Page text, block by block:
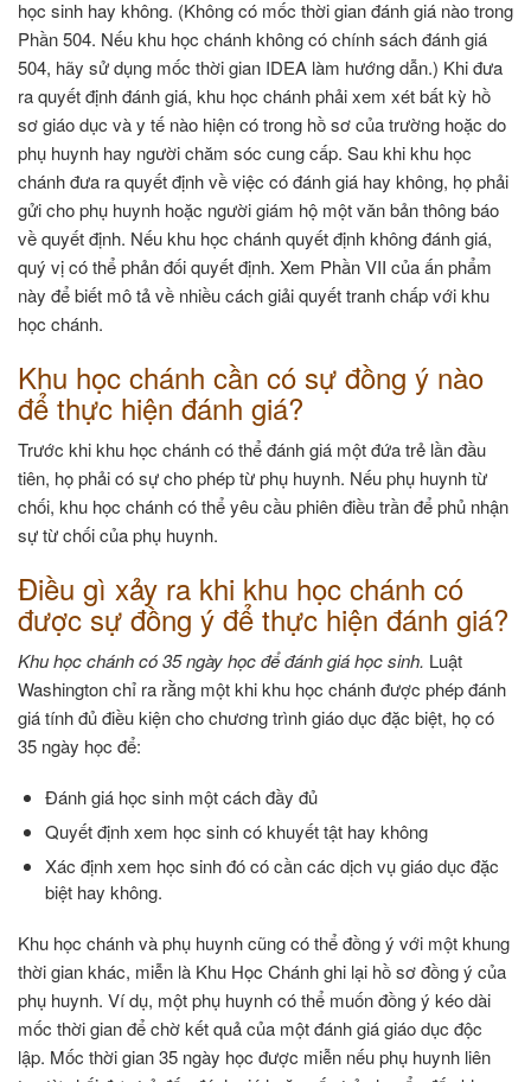
học sinh hay không. (Không có mốc thời gian đánh giá nào trong
Phần 504. Nếu khu học chánh không có chính sách đánh giá
504, hãy sử dụng mốc thời gian IDEA làm hướng dẫn.) Khi đưa
ra quyết định đánh giá, khu học chánh phải xem xét bất kỳ hồ
sơ giáo dục và y tế nào hiện có trong hồ sơ của trường hoặc do
phụ huynh hay người chăm sóc cung cấp. Sau khi khu học
chánh đưa ra quyết định về việc có đánh giá hay không, họ phải
gửi cho phụ huynh hoặc người giám hộ một văn bản thông báo
về quyết định. Nếu khu học chánh quyết định không đánh giá,
quý vị có thể phản đối quyết định. Xem Phần VII của ấn phẩm
này để biết mô tả về nhiều cách giải quyết tranh chấp với khu
học chánh.
Khu học chánh cần có sự đồng ý nào
để thực hiện đánh giá?
Trước khi khu học chánh có thể đánh giá một đứa trẻ lần đầu
tiên, họ phải có sự cho phép từ phụ huynh. Nếu phụ huynh từ
chối, khu học chánh có thể yêu cầu phiên điều trần để phủ nhận
sự từ chối của phụ huynh.
Điều gì xảy ra khi khu học chánh có
được sự đồng ý để thực hiện đánh giá?
Khu học chánh có 35 ngày học để đánh giá học sinh. Luật
Washington chỉ ra rằng một khi khu học chánh được phép đánh
giá tính đủ điều kiện cho chương trình giáo dục đặc biệt, họ có
35 ngày học để:
Đánh giá học sinh một cách đầy đủ
Quyết định xem học sinh có khuyết tật hay không
Xác định xem học sinh đó có cần các dịch vụ giáo dục đặc
biệt hay không.
Khu học chánh và phụ huynh cũng có thể đồng ý với một khung
thời gian khác, miễn là Khu Học Chánh ghi lại hồ sơ đồng ý của
phụ huynh. Ví dụ, một phụ huynh có thể muốn đồng ý kéo dài
mốc thời gian để chờ kết quả của một đánh giá giáo dục độc
lập. Mốc thời gian 35 ngày học được miễn nếu phụ huynh liên